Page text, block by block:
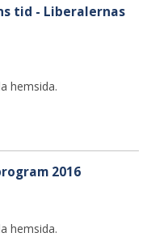
tid - Liberalernas
hemsida.
2016
hemsida.